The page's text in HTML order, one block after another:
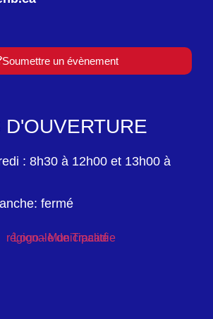
Soumettre un évènement
D'OUVERTURE
: 8h30 à 12h00 et 13h00 à
fermé